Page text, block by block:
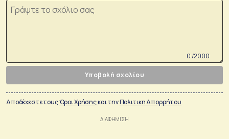
0 /2000
Υποβολή σχολίου
Αποδέχεστε τουςΌροι Χρήσηςκαι τηνΠολιτικη Απορρήτου